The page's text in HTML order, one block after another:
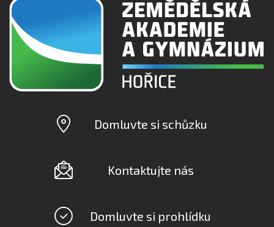
Domluvte si schůzku
Kontaktujte nás
Domluvte si prohlídku